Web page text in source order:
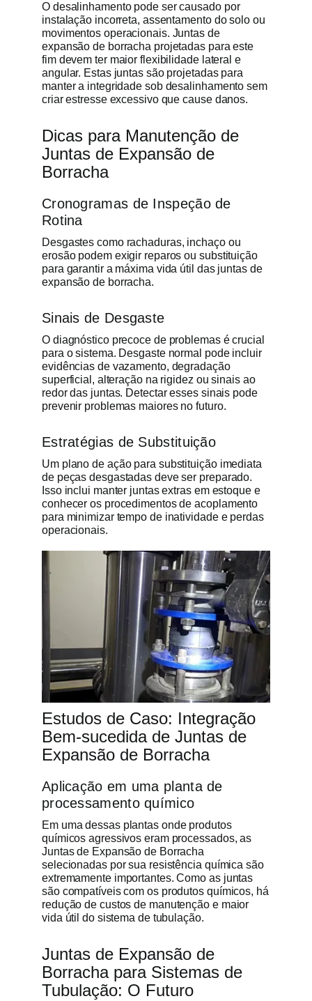
O desalinhamento pode ser causado por
instalação incorreta, assentamento do solo ou
movimentos operacionais. Juntas de
expansão de borracha projetadas para este
fim devem ter maior flexibilidade lateral e
angular. Estas juntas são projetadas para
manter a integridade sob desalinhamento sem
criar estresse excessivo que cause danos.
Dicas para Manutenção de
Juntas de Expansão de
Borracha
Cronogramas de Inspeção de
Rotina
Desgastes como rachaduras, inchaço ou
erosão podem exigir reparos ou substituição
para garantir a máxima vida útil das juntas de
expansão de borracha.
Sinais de Desgaste
O diagnóstico precoce de problemas é crucial
para o sistema. Desgaste normal pode incluir
evidências de vazamento, degradação
superficial, alteração na rigidez ou sinais ao
redor das juntas. Detectar esses sinais pode
prevenir problemas maiores no futuro.
Estratégias de Substituição
Um plano de ação para substituição imediata
de peças desgastadas deve ser preparado.
Isso inclui manter juntas extras em estoque e
conhecer os procedimentos de acoplamento
para minimizar tempo de inatividade e perdas
operacionais.
Estudos de Caso: Integração
Bem-sucedida de Juntas de
Expansão de Borracha
Aplicação em uma planta de
processamento químico
Em uma dessas plantas onde produtos
químicos agressivos eram processados, as
Juntas de Expansão de Borracha
selecionadas por sua resistência química são
extremamente importantes. Como as juntas
são compatíveis com os produtos químicos, há
redução de custos de manutenção e maior
vida útil do sistema de tubulação.
Juntas de Expansão de
Borracha para Sistemas de
Tubulação: O Futuro